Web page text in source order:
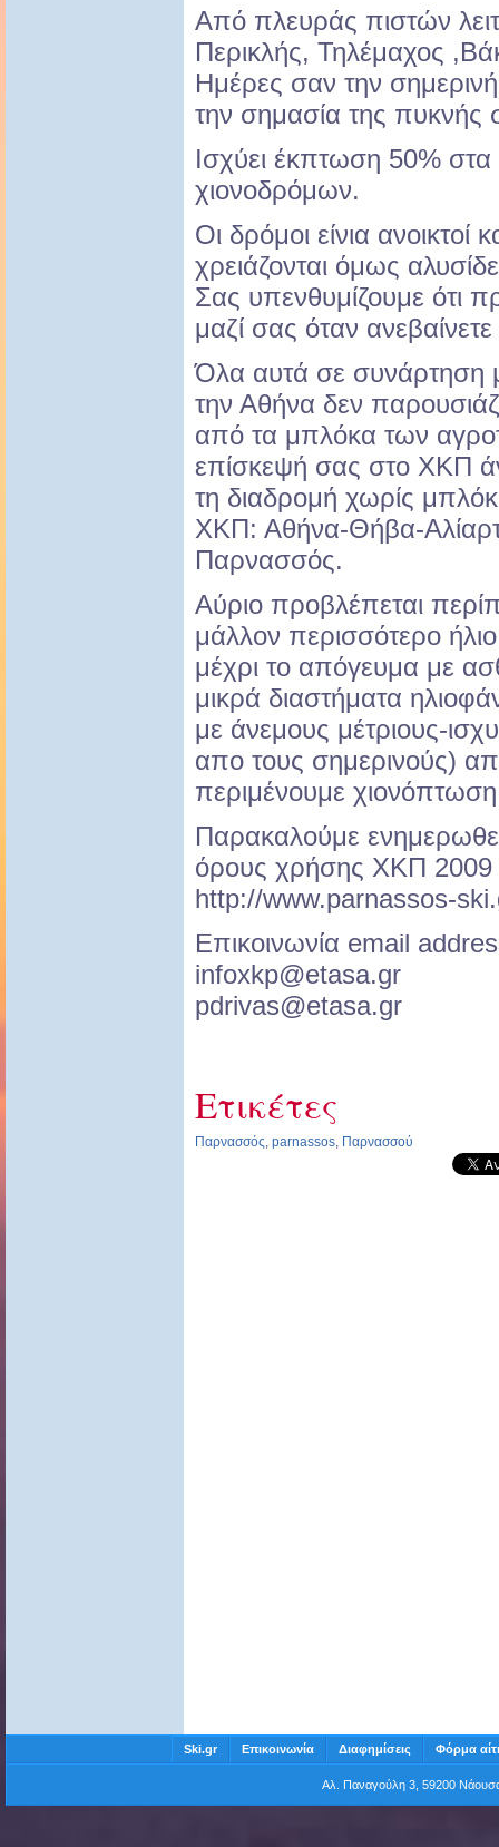
Από πλευράς πιστών
Περικλής, Τηλέμαχος
Ημέρες σαν την
την σημασία της
Ισχύει έκπτωση 50% στα
χιονοδρόμων.
Οι δρόμοι είνια ανοικτοί
χρειάζονται όμως
Σας υπενθυμίζουμε ότι
μαζί σας όταν
Όλα αυτά σε συνάρτηση
την Αθήνα δεν
από τα μπλόκα των
επίσκεψή σας στο ΧΚΠ
τη διαδρομή χωρίς
ΧΚΠ: Αθήνα-Θήβα-
Παρνασσός.
Αύριο προβλέπεται
μάλλον περισσότερο
μέχρι το απόγευμα με
μικρά διαστήματα
με άνεμους μέτριους-
απο τους σημερινούς)
περιμένουμε
Παρακαλούμε
όρους χρήσης ΧΚΠ 2009
http://www.parnassos-
Επικοινωνία email
infoxkp@etasa.gr
pdrivas@etasa.gr
Ετικέτες
Παρνασσός, parnassos, Παρνασσού
Ski.gr Επικοινωνία Διαφημίσεις Φόρμα
Αλ. Παναγούλη 3, 59200